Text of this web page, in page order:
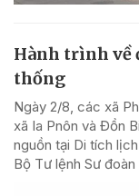
Hành trình về
thống
Ngày 2/8, các xã
xã Ia Pnôn và Đồn
nguồn tại Di tích
Bộ Tư lệnh Sư đoàn